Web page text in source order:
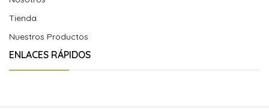
Tienda
Nuestros Productos
ENLACES RÁPIDOS